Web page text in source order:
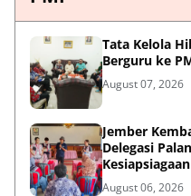
Tata Kelola
Berguru ke
August 07, 2026
Jember
Delegasi
dan Sekolah
August 06, 2026